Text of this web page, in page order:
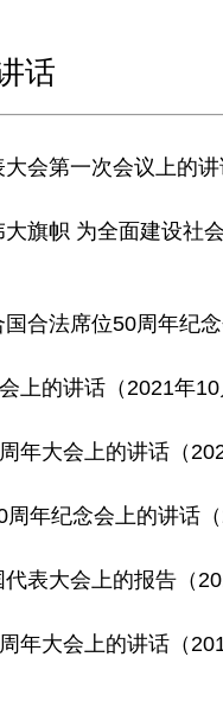
话
会第一次会议上的讲
旗帜 为全面建设
合法席位50周年纪
上的讲话（2021年10
年大会上的讲话（
年纪念会上的讲话（
表大会上的报告（
年大会上的讲话（